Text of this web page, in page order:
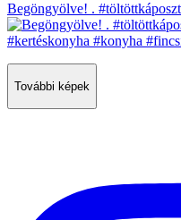
Begöngyölve! .
További képek